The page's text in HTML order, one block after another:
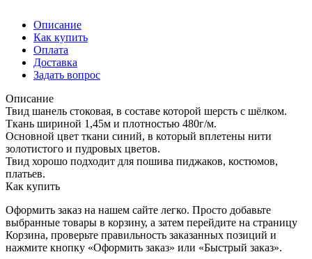
Описание
Как купить
Оплата
Доставка
Задать вопрос
Описание
Твид шанель стоковая, в составе которой шерсть с шёлком.
Ткань шириной 1,45м и плотностью 480г/м.
Основной цвет ткани синий, в который вплетены нити
золотистого и пудровых цветов.
Твид хорошо подходит для пошива пиджаков, костюмов,
платьев.
Как купить
Оформить заказ на нашем сайте легко. Просто добавьте
выбранные товары в корзину, а затем перейдите на страницу
Корзина, проверьте правильность заказанных позиций и
нажмите кнопку «Оформить заказ» или «Быстрый заказ».